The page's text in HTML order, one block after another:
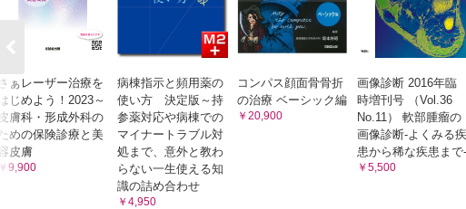
A. 総論 B. 治療方針 C. 硬化療法 D. 手術治療
3．表在性（皮膚・皮下組織）静脈奇形 髙木 信介
A. 総論 B. 治療方針 C. 硬化療法 D. 手術治療
4．顔面部静脈奇形 古川 洋志ほか
A. 総論 B. 治療方針 C. 硬化療法 D. 手術治療 おわりに
5．手指部静脈奇形 大島 直也ほか
A. 総論 B. 治療方針 C. 硬化療法 D. 手術治療
6．咽頭部静脈奇形 岩科 裕己
A. 総論 B. 治療方針 C. 硬化療法 D. その他の治療
さぁレーザー治療を
はじめよう！2023～
皮膚科・形成外科の
ための保険診療と美
容皮膚
￥9,900
病棟指示と頻用薬の
使い方 決定版～持
参薬対応や病棟での
マイナートラブル対
処まで、意外と教わ
らない一生使える知
識の詰め合わせ
￥4,950
コンパス顔面骨骨折
の治療 ベーシック編
￥20,900
画像診断 2016年臨
時増刊号 （Vol.36
No.11） 軟部腫瘤の
画像診断-よくみる疾
患から稀な疾患まで-
￥5,500